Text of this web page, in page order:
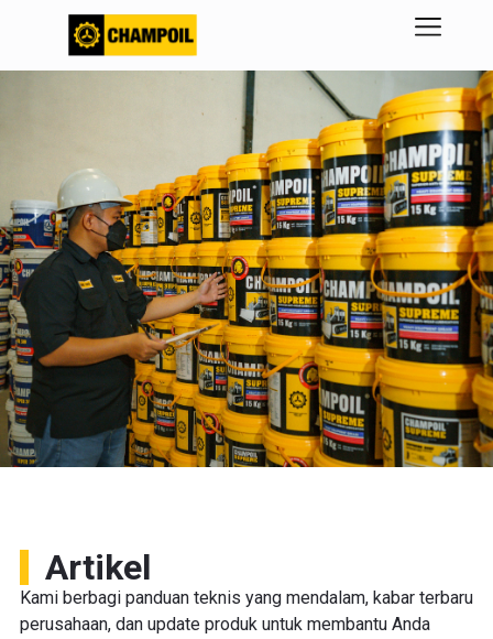
Artikel
Kami berbagi panduan teknis yang mendalam, kabar terbaru
perusahaan, dan update produk untuk membantu Anda